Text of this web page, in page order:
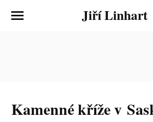
Jiří Linhart
Kamenné kříže v